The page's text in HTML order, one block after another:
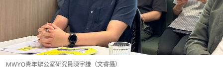
MWYO青年辦公室研究員陳宇謙（文睿攝）